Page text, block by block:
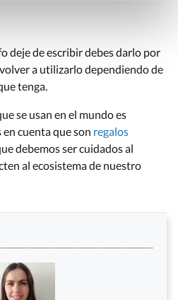
deje de escribir debes darlo por
a utilizarlo dependiendo de
tenga.
se usan en el mundo es
cuenta que son regalos
debemos ser cuidados al
al ecosistema de nuestro